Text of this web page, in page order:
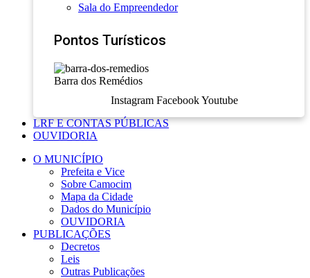
Sala do Empreendedor
Pontos Turísticos
Barra dos Remédios
Instagram Facebook Youtube
LRF E CONTAS PÚBLICAS
OUVIDORIA
O MUNICÍPIO
Prefeita e Vice
Sobre Camocim
Mapa da Cidade
Dados do Município
OUVIDORIA
PUBLICAÇÕES
Decretos
Leis
Outras Publicações